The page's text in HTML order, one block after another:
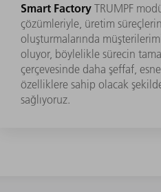
Smart Factory TRUMPF
çözümleriyle, üretim
oluşturmalarında
oluyor, böylelikle sürecin
çerçevesinde daha şeffaf,
özelliklere sahip olacak
sağlıyoruz.